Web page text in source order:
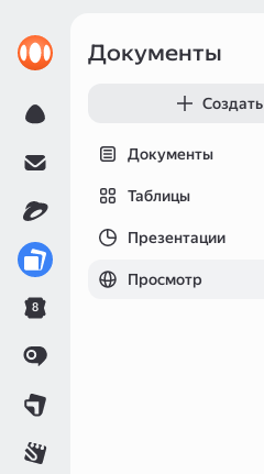
8
Документы
Создать
Документы
Таблицы
Презентации
Просмотр